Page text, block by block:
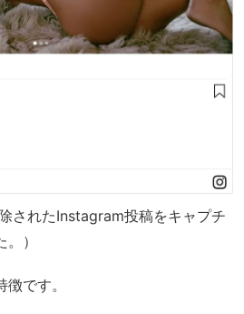
されたInstagram投稿をキャプチ
）
です。